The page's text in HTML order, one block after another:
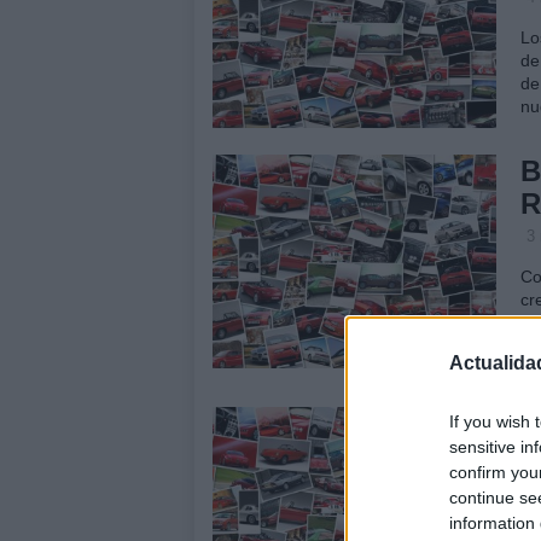
If you wish
sensitive
confirm
continue
information
R
3